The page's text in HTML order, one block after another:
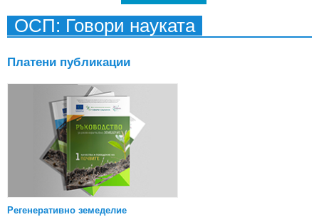
ОСП: Говори науката
Платени публикации
Регенеративно земеделие